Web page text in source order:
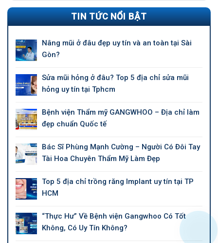
TIN TỨC NỔI BẬT
Nâng mũi ở đâu đẹp uy tín và an toàn tại Sài
Gòn?
Sửa mũi hỏng ở đâu? Top 5 địa chỉ sửa mũi
hỏng uy tín tại Tphcm
Bệnh viện Thẩm mỹ GANGWHOO – Địa chỉ làm
đẹp chuẩn Quốc tế
Bác Sĩ Phùng Mạnh Cường – Người Có Đôi Tay
Tài Hoa Chuyên Thẩm Mỹ Làm Đẹp
Top 5 địa chỉ trồng răng Implant uy tín tại TP
HCM
“Thực Hư” Về Bệnh viện Gangwhoo Có Tốt
Không, Có Uy Tín Không?